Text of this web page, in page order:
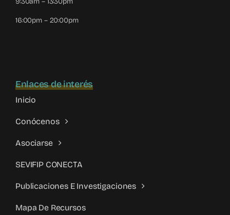
16:00pm – 20:00pm
Enlaces de interés
Inicio
Conócenos
Asociarse
SEVIFIP CONECTA
Publicaciones E Investigaciones
Mapa De Recursos